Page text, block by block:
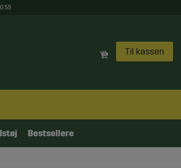
55
Til kassen
Bestsellere